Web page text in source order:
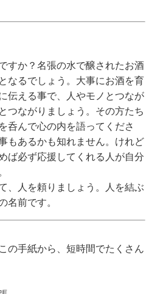
すか？名張の水で醸されたお酒
なるでしょう。大事にお酒を育
伝える事で、人やモノとつなが
つながりましょう。その方たち
呑んで心の内を語ってくださ
もあるかも知れません。けれど
ば必ず応援してくれる人が自分
、人を頼りましょう。人を結ぶ
名前です。
の手紙から、短時間でたくさん